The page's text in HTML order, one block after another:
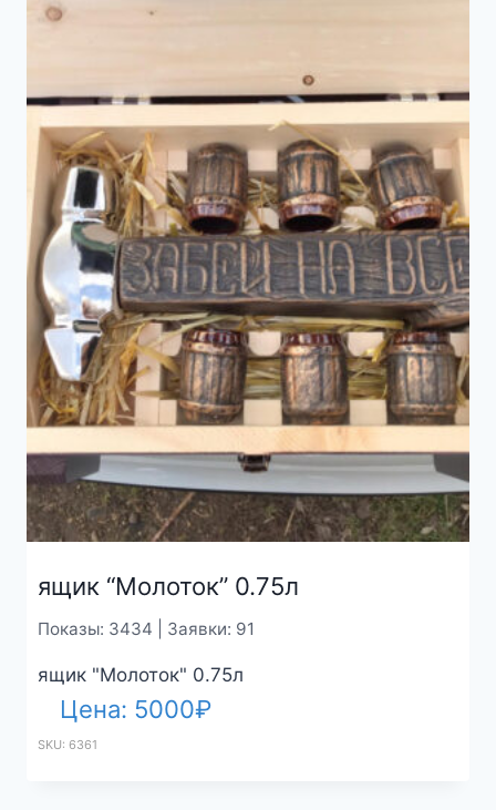
ящик “Молоток” 0.75л
Показы: 3434 | Заявки: 91
ящик "Молоток" 0.75л
Цена: 5000₽
SKU: 6361